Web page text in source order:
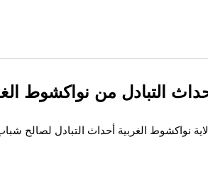
التبادل من نواكشوط
نواكشوط الغربية أحداث التبادل لصالح